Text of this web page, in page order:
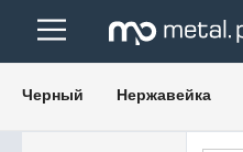
Черный Нержавейка